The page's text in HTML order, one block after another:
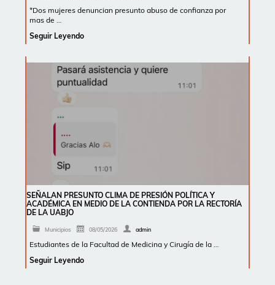
*Dos mujeres denuncian presunto abuso de confianza por
mas de …
Seguir Leyendo
SEÑALAN PRESUNTO CLIMA DE PRESIÓN POLÍTICA Y
ACADÉMICA EN MEDIO DE LA CONTIENDA POR LA RECTORÍA
DE LA UABJO
Municipios 08/05/2026 admin
Estudiantes de la Facultad de Medicina y Cirugía de la …
Seguir Leyendo